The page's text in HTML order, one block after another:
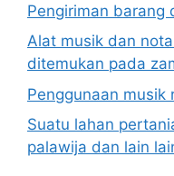
Pengiriman barang
Alat musik dan
ditemukan pada
Penggunaan musik
Suatu lahan
palawija dan lain